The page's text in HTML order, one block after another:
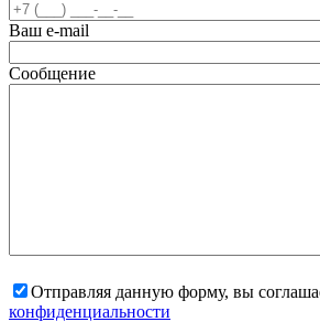
Ваш e-mail
Сообщение
Отправляя данную форму, вы
конфиденциальности